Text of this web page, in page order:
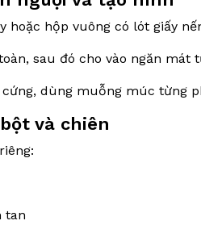
hoặc hộp vuông có lót giấy
sau đó cho vào ngăn mát
dùng muỗng múc từng
và chiên
tan